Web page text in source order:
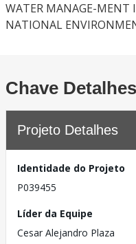
WATER MANAGE-MENT
NATIONAL
Chave Detalhes
Projeto Detalhes
Identidade do Projeto
P039455
Líder da Equipe
Cesar Alejandro Plaza